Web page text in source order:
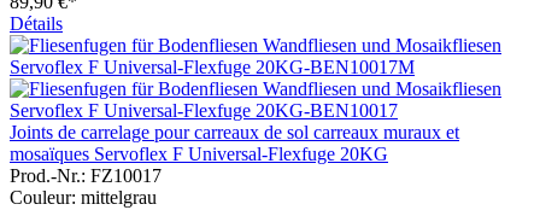
Détails
Joints de carrelage pour carreaux de sol carreaux muraux et
mosaïques Servoflex F Universal-Flexfuge 20KG
Prod.-Nr.: FZ10017
Couleur: mittelgrau